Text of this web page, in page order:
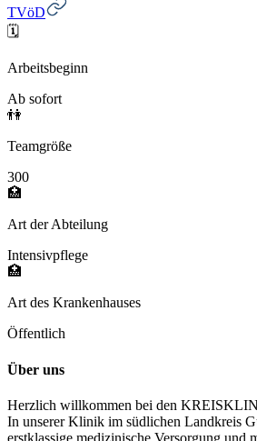
TVöD
🗓️
Arbeitsbeginn
Ab sofort
👫
Teamgröße
300
🏥
Art der Abteilung
Intensivpflege
🏥
Art des Krankenhauses
Öffentlich
Über uns
Herzlich willkommen bei den
In unserer Klinik im südlichen Landkreis
erstklassige medizinische Versorgung und